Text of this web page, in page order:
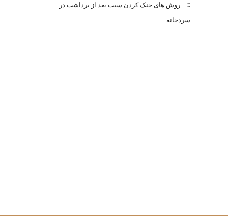
روش های خنک کردن سیب بعد از برداشت در
سردخانه